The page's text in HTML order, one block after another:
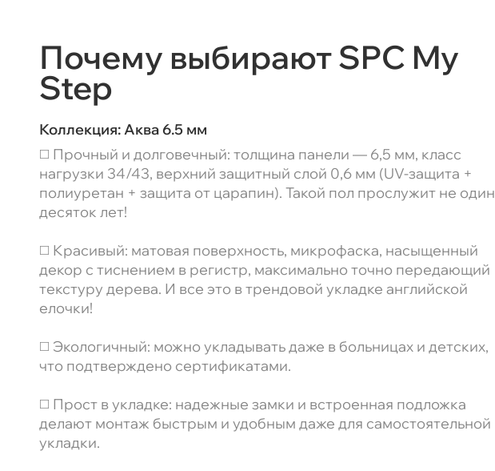
Почему выбирают SPC My
Step
Коллекция:Аква 6.5 мм
◻️ Прочный и долговечный: толщина панели — 6,5 мм, класс
нагрузки 34/43, верхний защитный слой 0,6 мм (UV-защита +
полиуретан + защита от царапин). Такой пол прослужит не один
десяток лет!
◻️ Красивый: матовая поверхность, микрофаска, насыщенный
декор с тиснением в регистр, максимально точно передающий
текстуру дерева. И все это в трендовой укладке английской
елочки!
◻️ Экологичный: можно укладывать даже в больницах и детских,
что подтверждено сертификатами.
◻️ Прост в укладке: надежные замки и встроенная подложка
делают монтаж быстрым и удобным даже для самостоятельной
укладки.